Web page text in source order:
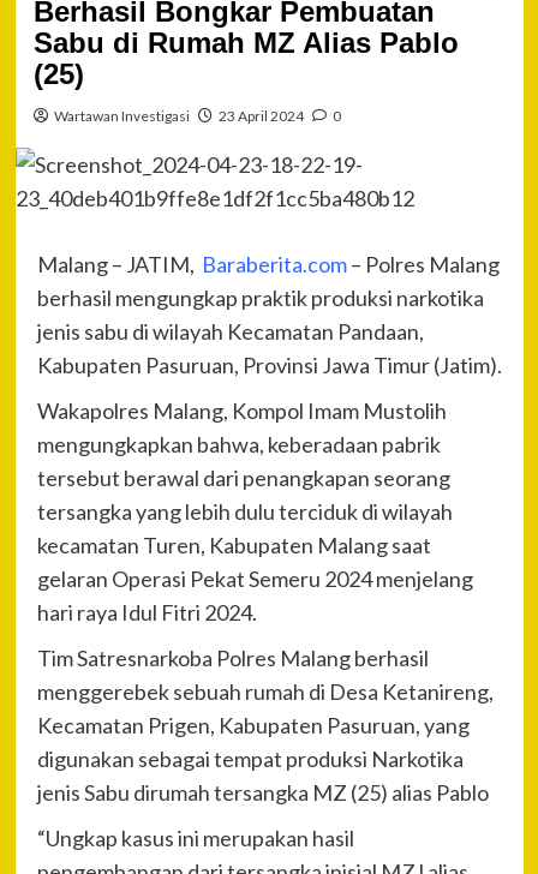
Berhasil Bongkar Pembuatan
Sabu di Rumah MZ Alias Pablo
(25)
Wartawan Investigasi 23 April 2024 0
Malang – JATIM, Baraberita.com– Polres Malang
berhasil mengungkap praktik produksi narkotika
jenis sabu di wilayah Kecamatan Pandaan,
Kabupaten Pasuruan, Provinsi Jawa Timur (Jatim).
Wakapolres Malang, Kompol Imam Mustolih
mengungkapkan bahwa, keberadaan pabrik
tersebut berawal dari penangkapan seorang
tersangka yang lebih dulu terciduk di wilayah
kecamatan Turen, Kabupaten Malang saat
gelaran Operasi Pekat Semeru 2024 menjelang
hari raya Idul Fitri 2024.
Tim Satresnarkoba Polres Malang berhasil
menggerebek sebuah rumah di Desa Ketanireng,
Kecamatan Prigen, Kabupaten Pasuruan, yang
digunakan sebagai tempat produksi Narkotika
jenis Sabu dirumah tersangka MZ (25) alias Pablo
“Ungkap kasus ini merupakan hasil